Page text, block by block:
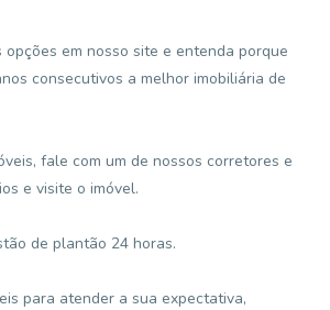
em nosso site e entenda porque
consecutivos a melhor imobiliária de
fale com um de nossos corretores e
e visite o imóvel.
de plantão 24 horas.
para atender a sua expectativa,